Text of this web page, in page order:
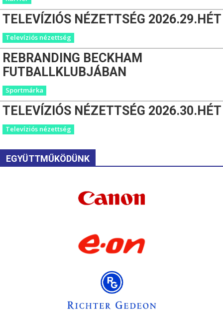
TELEVÍZIÓS NÉZETTSÉG 2026.29.HÉT
Televíziós nézettség
REBRANDING BECKHAM
FUTBALLKLUBJÁBAN
Sportmárka
TELEVÍZIÓS NÉZETTSÉG 2026.30.HÉT
Televíziós nézettség
EGYÜTTMŰKÖDÜNK